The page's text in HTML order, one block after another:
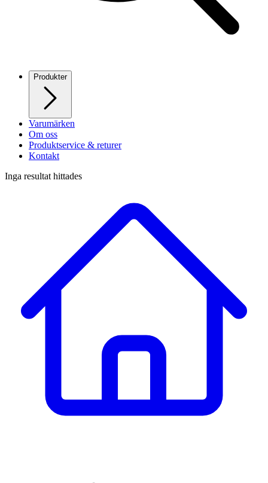
Produkter
Varumärken
Om oss
Produktservice & returer
Kontakt
Inga resultat hittades